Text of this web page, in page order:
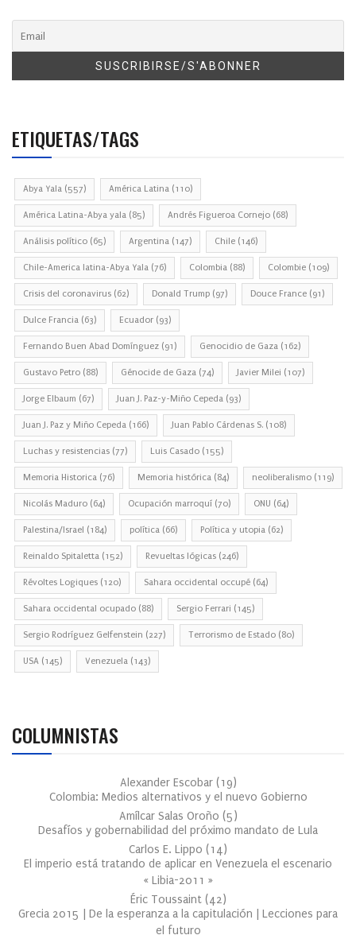
ETIQUETAS/TAGS
Abya Yala (557) América Latina (110)
América Latina-Abya yala (85) Andrés Figueroa Cornejo (68)
Análisis político (65) Argentina (147) Chile (146)
Chile-America latina-Abya Yala (76) Colombia (88) Colombie (109)
Crisis del coronavirus (62) Donald Trump (97) Douce France (91)
Dulce Francia (63) Ecuador (93)
Fernando Buen Abad Domínguez (91) Genocidio de Gaza (162)
Gustavo Petro (88) Génocide de Gaza (74) Javier Milei (107)
Jorge Elbaum (67) Juan J. Paz-y-Miño Cepeda (93)
Juan J. Paz y Miño Cepeda (166) Juan Pablo Cárdenas S. (108)
Luchas y resistencias (77) Luis Casado (155)
Memoria Historica (76) Memoria histórica (84) neoliberalismo (119)
Nicolás Maduro (64) Ocupación marroquí (70) ONU (64)
Palestina/Israel (184) política (66) Política y utopia (62)
Reinaldo Spitaletta (152) Revueltas lógicas (246)
Révoltes Logiques (120) Sahara occidental occupé (64)
Sahara occidental ocupado (88) Sergio Ferrari (145)
Sergio Rodríguez Gelfenstein (227) Terrorismo de Estado (80)
USA (145) Venezuela (143)
COLUMNISTAS
Alexander Escobar (19)
Colombia: Medios alternativos y el nuevo Gobierno
Amílcar Salas Oroño (5)
Desafíos y gobernabilidad del próximo mandato de Lula
Carlos E. Lippo (14)
El imperio está tratando de aplicar en Venezuela el escenario
« Libia-2011 »
Éric Toussaint (42)
Grecia 2015 | De la esperanza a la capitulación | Lecciones para
el futuro